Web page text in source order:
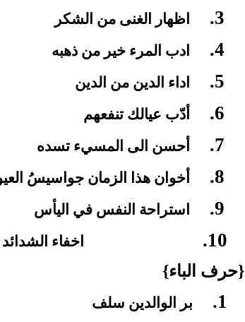
3. اظهار الغنى من الشكر
4. ادب المرء خير من ذهبه
5. اداء الدين من الدين
6. أدّب عيالك تنفعهم
7. أحسن الى المسيء تسده
8. أخوان هذا الزمان جواسيسُ
9. استراحة النفس في اليأس
10. اخفاء
{حرف الباء}
1. بر الوالدين سلف